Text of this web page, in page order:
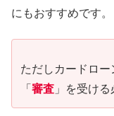
にもおすすめです。
ただしカードロ
「 審査 」を受ける